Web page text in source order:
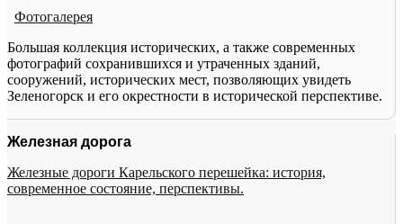
Фотогалерея
Большая коллекция исторических, а также современных
фотографий сохранившихся и утраченных зданий,
сооружений, исторических мест, позволяющих увидеть
Зеленогорск и его окрестности в исторической перспективе.
Железная дорога
Железные дороги Карельского перешейка: история,
современное состояние, перспективы.